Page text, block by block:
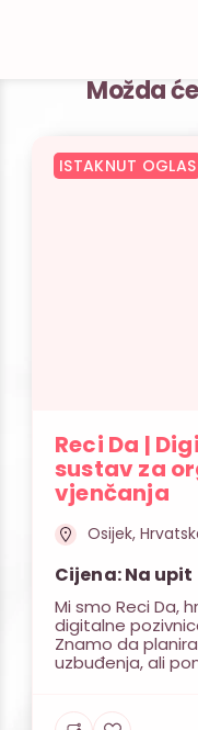
Možda
ISTAKNUT OGLAS
Reci Da |
sustav za
vjenčanja
Osijek,
Cijena: Na upit
Mi smo Reci Da,
digitalne
Znamo da
uzbuđenja, ali
važnog prvog